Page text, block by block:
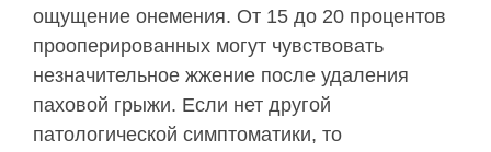
ощущение онемения. От 15 до 20 процентов
прооперированных могут чувствовать
незначительное жжение после удаления
паховой грыжи. Если нет другой
патологической симптоматики, то